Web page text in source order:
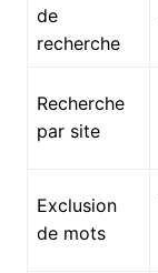
de
recherche
Recherche
par site
Exclusion
de mots